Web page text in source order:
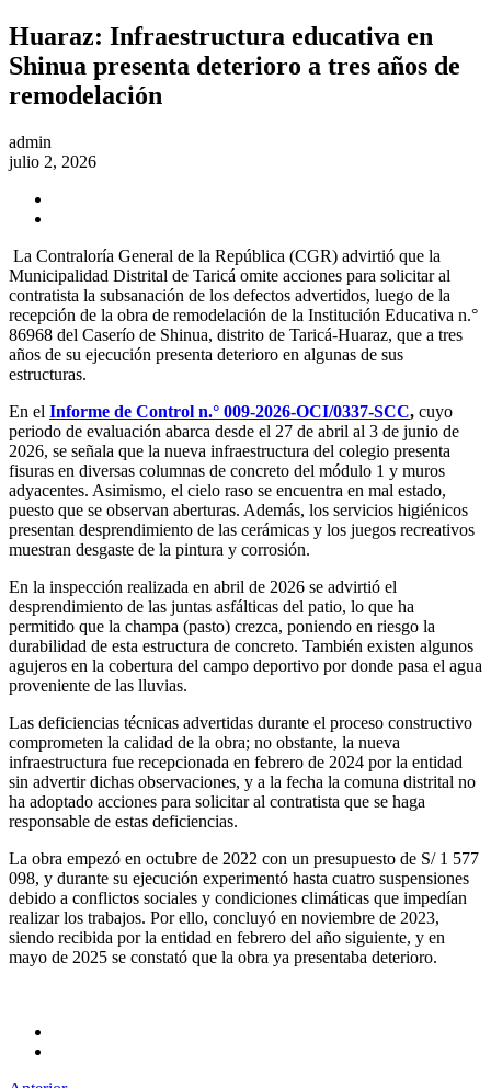
Huaraz: Infraestructura educativa en
Shinua presenta deterioro a tres años de
remodelación
admin
julio 2, 2026
La Contraloría General de la República (CGR) advirtió que la
Municipalidad Distrital de Taricá omite acciones para solicitar al
contratista la subsanación de los defectos advertidos, luego de la
recepción de la obra de remodelación de la Institución Educativa n.°
86968 del Caserío de Shinua, distrito de Taricá-Huaraz, que a tres
años de su ejecución presenta deterioro en algunas de sus
estructuras.
En el Informe de Control n.° 009-2026-OCI/0337-SCC, cuyo
periodo de evaluación abarca desde el 27 de abril al 3 de junio de
2026, se señala que la nueva infraestructura del colegio presenta
fisuras en diversas columnas de concreto del módulo 1 y muros
adyacentes. Asimismo, el cielo raso se encuentra en mal estado,
puesto que se observan aberturas. Además, los servicios higiénicos
presentan desprendimiento de las cerámicas y los juegos recreativos
muestran desgaste de la pintura y corrosión.
En la inspección realizada en abril de 2026 se advirtió el
desprendimiento de las juntas asfálticas del patio, lo que ha
permitido que la champa (pasto) crezca, poniendo en riesgo la
durabilidad de esta estructura de concreto. También existen algunos
agujeros en la cobertura del campo deportivo por donde pasa el agua
proveniente de las lluvias.
Las deficiencias técnicas advertidas durante el proceso constructivo
comprometen la calidad de la obra; no obstante, la nueva
infraestructura fue recepcionada en febrero de 2024 por la entidad
sin advertir dichas observaciones, y a la fecha la comuna distrital no
ha adoptado acciones para solicitar al contratista que se haga
responsable de estas deficiencias.
La obra empezó en octubre de 2022 con un presupuesto de S/ 1 577
098, y durante su ejecución experimentó hasta cuatro suspensiones
debido a conflictos sociales y condiciones climáticas que impedían
realizar los trabajos. Por ello, concluyó en noviembre de 2023,
siendo recibida por la entidad en febrero del año siguiente, y en
mayo de 2025 se constató que la obra ya presentaba deterioro.